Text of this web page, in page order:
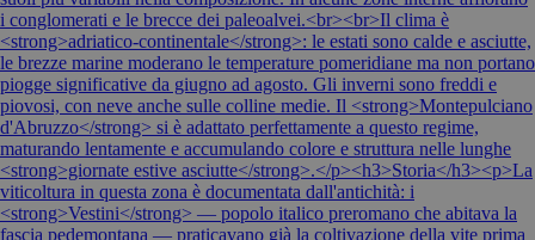
i conglomerati e le brecce dei paleoalvei.<br><br>Il clima è
<strong>adriatico-continentale</strong>: le estati sono calde e asciutte,
le brezze marine moderano le temperature pomeridiane ma non portano
piogge significative da giugno ad agosto. Gli inverni sono freddi e
piovosi, con neve anche sulle colline medie. Il <strong>Montepulciano
d'Abruzzo</strong> si è adattato perfettamente a questo regime,
maturando lentamente e accumulando colore e struttura nelle lunghe
<strong>giornate estive asciutte</strong>.</p><h3>Storia</h3><p>La
viticoltura in questa zona è documentata dall'antichità: i
<strong>Vestini</strong> — popolo italico preromano che abitava la
fascia pedemontana — praticavano già la coltivazione della vite prima